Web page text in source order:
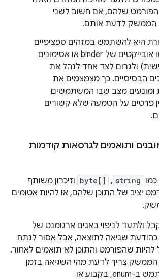
הפורמט שלהם, אם חשוב לשני
הממשק לדעת אותם.
היא להשתמש במזהים ספציפיים
לממשק (כמו אובייקטים של binder או אסימונים
ולגרום לצד אחד לנהל את
הבסיסיים. כך מצמצמים את
ומונעים מצב שבו המשתמשים
פרטים על הטמעה שלא קשורים
ותואמים לגרסאות קודמות
string
,‏
byte[] וזיכרון משותף
יציב של התוכן שלהם, או להיות אטומים
ולתעד לניפוי באגים ארגומנט של
שגיאה לתוצאה, אבל אסור לנתח
להיות שהפורמט והתוכן לא תואמים לאחור.
צריך לדעת מהי השגיאה בזמן
הריצה, צריך להשתמש ב-enum, בקבוע או